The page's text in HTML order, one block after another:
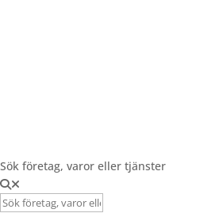
Sök företag, varor eller tjänster